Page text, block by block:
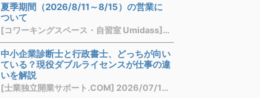
夏季期間（2026/8/11～8/15）の営業に
ついて
[コワーキングスペース・自習室 Umidass] 2026/07/21 22:07
中小企業診断士と行政書士、どっちが向い
ている？現役ダブルライセンスが仕事の違
いを解説
[士業独立開業サポート.COM] 2026/07/13 13:57